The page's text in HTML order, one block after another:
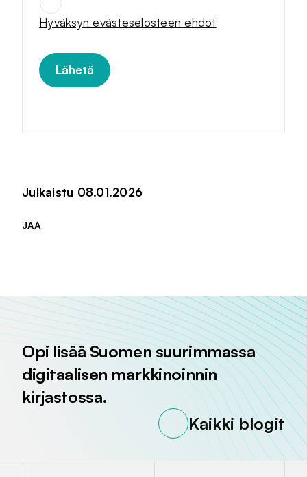
Hyväksyn evästeselosteen ehdot
Julkaistu 08.01.2026
JAA
Opi lisää Suomen suurimmassa
digitaalisen markkinoinnin
kirjastossa.
Kaikki blogit